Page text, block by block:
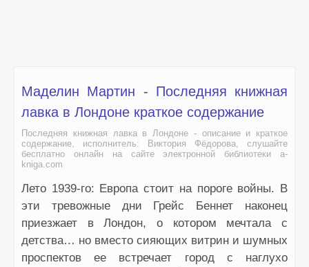
Маделин Мартин - Последняя книжная
лавка в Лондоне краткое содержание
Последняя книжная лавка в Лондоне - описание и краткое
содержание, исполнитель: Виктория Фёдорова, слушайте
бесплатно онлайн на сайте электронной библиотеки a-
kniga.com
Лето 1939-го: Европа стоит на пороге войны. В
эти тревожные дни Грейс Беннет наконец
приезжает в Лондон, о котором мечтала с
детства… но вместо сияющих витрин и шумных
проспектов ее встречает город с наглухо